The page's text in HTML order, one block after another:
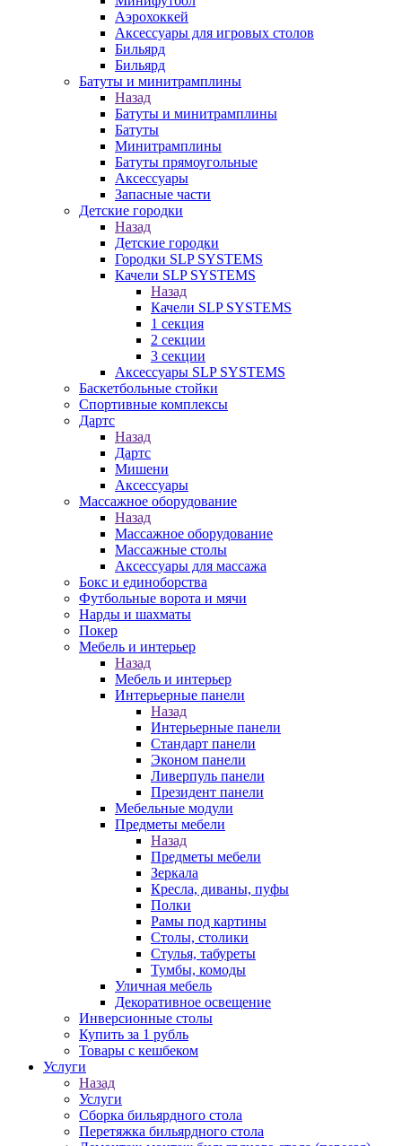
Аэрохоккей
Аксессуары для игровых столов
Бильяpд
Бильяpд
Батуты и минитрамплины
Назад
Батуты и минитрамплины
Батуты
Минитрамплины
Батуты прямоугольные
Аксессуары
Запасные части
Детские городки
Назад
Детские городки
Городки SLP SYSTEMS
Качели SLP SYSTEMS
Назад
Качели SLP SYSTEMS
1 секция
2 секции
3 секции
Аксессуары SLP SYSTEMS
Баскетбольные стойки
Спортивные комплексы
Дартс
Назад
Дартс
Мишени
Аксессуары
Массажное оборудование
Назад
Массажное оборудование
Массажные столы
Аксессуары для массажа
Бокс и единоборства
Футбольные ворота и мячи
Нарды и шахматы
Покер
Мебель и интерьер
Назад
Мебель и интерьер
Интерьерные панели
Назад
Интерьерные панели
Стандарт панели
Эконом панели
Ливерпуль панели
Президент панели
Мебельные модули
Предметы мебели
Назад
Предметы мебели
Зеркала
Кресла, диваны, пуфы
Полки
Рамы под картины
Столы, столики
Стулья, табуреты
Тумбы, комоды
Уличная мебель
Декоративное освещение
Инверсионные столы
Купить за 1 рубль
Товары с кешбеком
Услуги
Назад
Услуги
Сборка бильярдного стола
Перетяжка бильярдного стола